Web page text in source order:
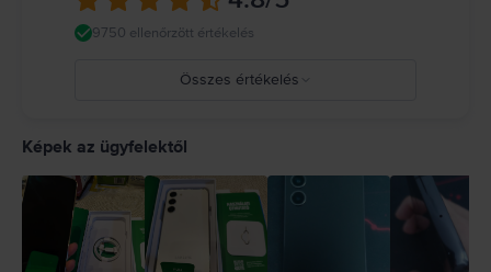
9750 ellenőrzött értékelés
Összes értékelés
1
Képek az ügyfelektől